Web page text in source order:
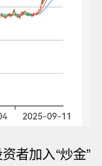
者加入“炒金”